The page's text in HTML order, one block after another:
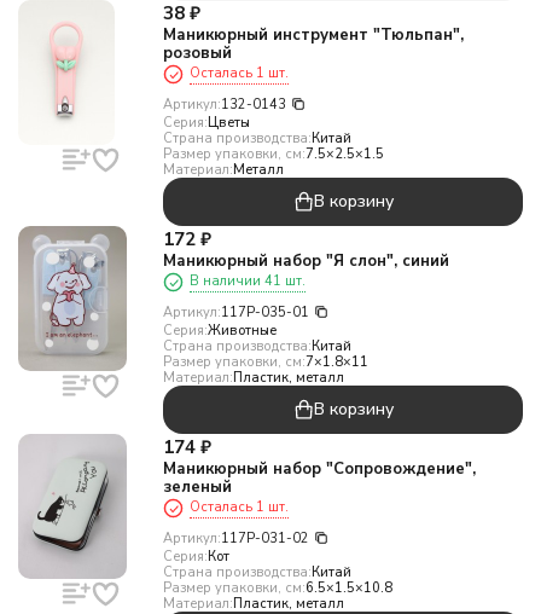
38 ₽
Маникюрный инструмент "Тюльпан",
розовый
Осталась 1 шт.
Артикул:132-0143
Серия:Цветы
Страна производства:Китай
Размер упаковки, см:7.5×2.5×1.5
Материал:Металл
В корзину
172 ₽
Маникюрный набор "Я слон", синий
В наличии 41 шт.
Артикул:117P-035-01
Серия:Животные
Страна производства:Китай
Размер упаковки, см:7×1.8×11
Материал:Пластик, металл
В корзину
174 ₽
Маникюрный набор "Сопровождение",
зеленый
Осталась 1 шт.
Артикул:117P-031-02
Серия:Кот
Страна производства:Китай
Размер упаковки, см:6.5×1.5×10.8
Материал:Пластик, металл